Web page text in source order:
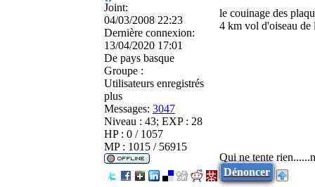
Joint:
04/03/2008 22:23
Dernière connexion:
13/04/2020 17:01
De pays basque
Groupe :
Utilisateurs enregistrés
plus
Messages: 3047
Niveau : 43; EXP : 28
HP : 0 / 1057
MP : 1015 / 56915
le couinage des
4 km vol d'oiseau
Qui ne tente
Dénoncer